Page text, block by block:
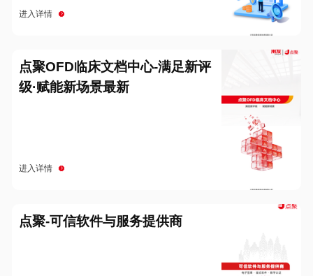
进入详情
点聚OFD临床文档中心-满足新评
级·赋能新场景最新
进入详情
点聚-可信软件与服务提供商